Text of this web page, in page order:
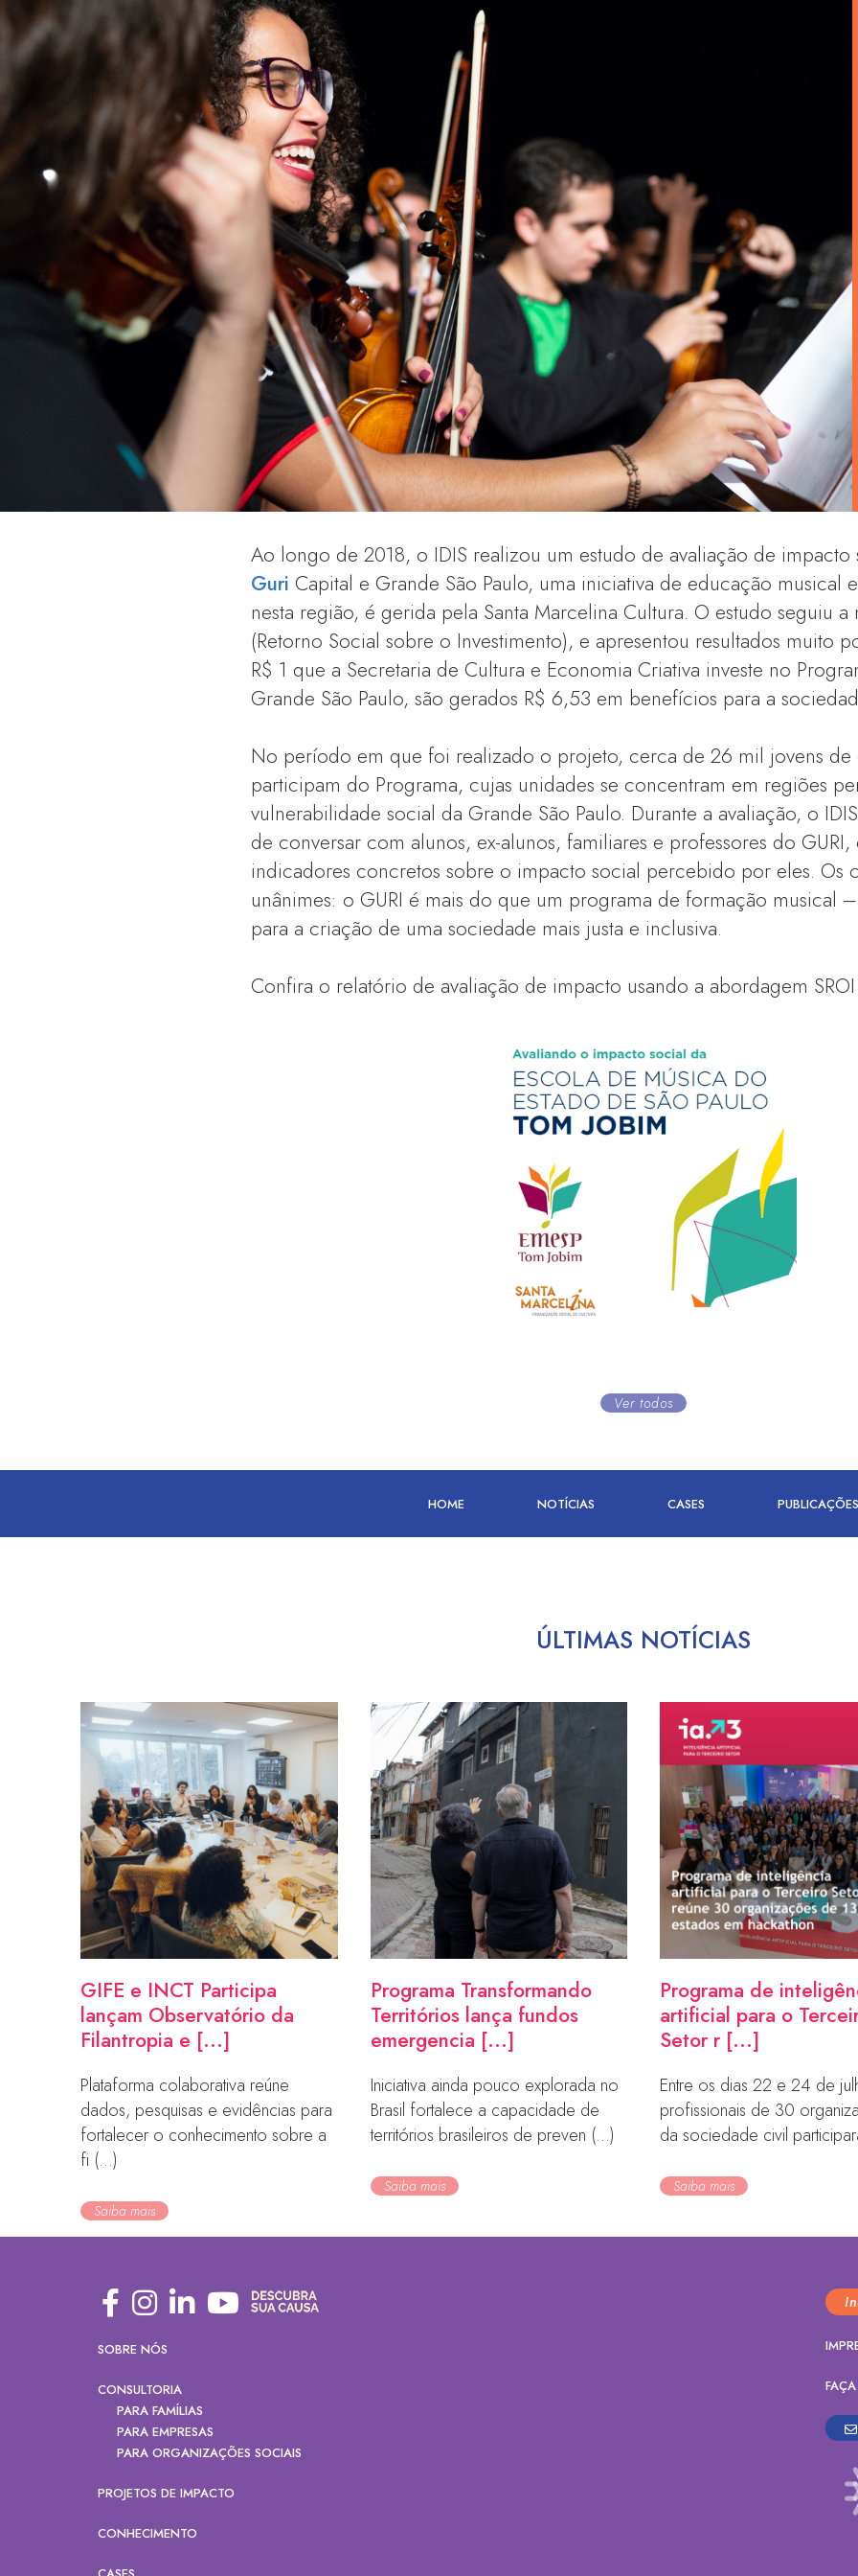
Ao longo de 2018, o IDIS realizou um estudo de avaliação de
Guri Capital e Grande São Paulo, uma iniciativa de educação musical
nesta região, é gerida pela Santa Marcelina Cultura. O estudo seguiu
(Retorno Social sobre o Investimento), e apresentou resultados muito
R$ 1 que a Secretaria de Cultura e Economia Criativa investe no
Grande São Paulo, são gerados R$ 6,53 em benefícios para a
No período em que foi realizado o projeto, cerca de 26 mil jovens de
participam do Programa, cujas unidades se concentram em regiões
vulnerabilidade social da Grande São Paulo. Durante a avaliação, o
de conversar com alunos, ex-alunos, familiares e professores do GURI,
indicadores concretos sobre o impacto social percebido por eles. Os
unânimes: o GURI é mais do que um programa de formação musical
para a criação de uma sociedade mais justa e inclusiva.
Confira o relatório de avaliação de impacto usando a abordagem
Ver todos
HOME NOTÍCIAS CASES PUBLICAÇÕES
ÚLTIMAS NOTÍCIAS
GIFE e INCT Participa
lançam Observatório da
Filantropia e [...]
Plataforma colaborativa reúne
dados, pesquisas e evidências para
fortalecer o conhecimento sobre a
fi (...)
Saiba mais
Programa Transformando
Territórios lança fundos
emergencia [...]
Iniciativa ainda pouco explorada no
Brasil fortalece a capacidade de
territórios brasileiros de preven (...)
Saiba mais
Programa de
artificial para o
Setor r [...]
Entre os dias 22 e 24 de
profissionais de 30
da sociedade civil
Saiba mais
SOBRE NÓS
CONSULTORIA
PARA FAMÍLIAS
PARA EMPRESAS
PARA ORGANIZAÇÕES SOCIAIS
PROJETOS DE IMPACTO
CONHECIMENTO